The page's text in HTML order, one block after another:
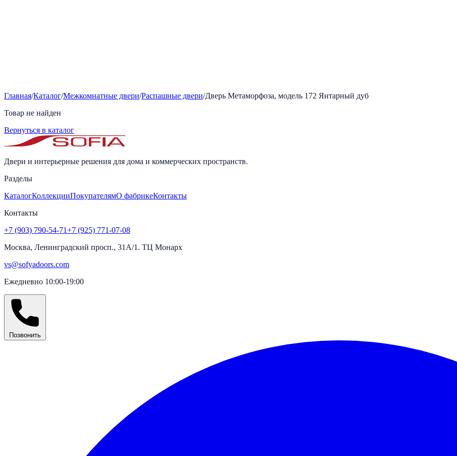
Главная/Каталог/Межкомнатные двери/Распашные двери/Дверь Метаморфоза, модель 172 Янтарный дуб
Товар не найден
Вернуться в каталог
Двери и интерьерные решения для дома и коммерческих пространств.
Разделы
КаталогКоллекцииПокупателямО фабрикеКонтакты
Контакты
+7 (903) 790-54-71+7 (925) 771-07-08
Москва, Ленинградский просп., 31А/1. ТЦ Монарх
vs@sofyadoors.com
Ежедневно 10:00-19:00
Позвонить